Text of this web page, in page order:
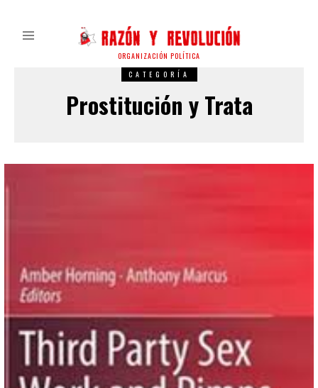
ORGANIZACIÓN POLÍTICA
CATEGORÍA
Prostitución y Trata